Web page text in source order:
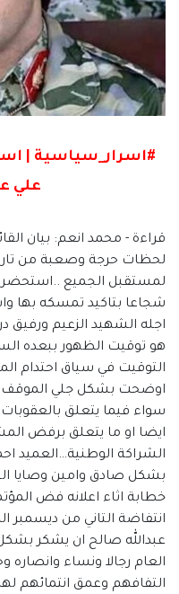
#اسرار_سياسية |
علي
قراءة - محمد انعم: بيان
لحظات حرجة وصعبة من
لمستقبل الجميع ..استحضر
شجاعا بتاكيد تمسكه بها
اجله الشهيد الزعيم ورفيق
هو توقيت الظهور ببعده
التوقيت في سياق احتدام
اوضحت بشكل جلي الموقف
سواء فيما يتعلق بالعقوبات
ايضا او ما يتعلق برفض
الشراكة الوطنية…العميد
بشكل صادق وامين وصايا
خطابة اثاء اعلانه فض
انتفاضة التاني من ديسمبر
عبدالله صالح ان يشكر
العام رجالا ونساء وانصاره
التفافهم وعمق انتمائهم